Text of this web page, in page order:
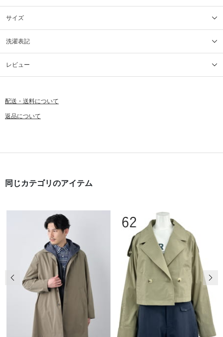
サイズ
洗濯表記
レビュー
配送・送料について
返品について
同じカテゴリのアイテム
前の画像